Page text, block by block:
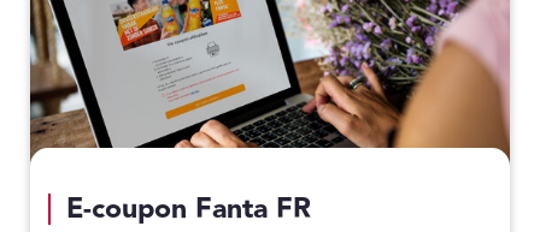
E-coupon Fanta FR